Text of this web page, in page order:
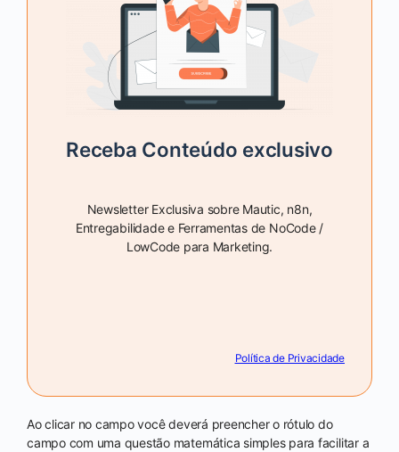
Receba Conteúdo exclusivo
Newsletter Exclusiva sobre Mautic, n8n,
Entregabilidade e Ferramentas de NoCode /
LowCode para Marketing.
Política de Privacidade
Ao clicar no campo você deverá preencher o rótulo do
campo com uma questão matemática simples para facilitar a